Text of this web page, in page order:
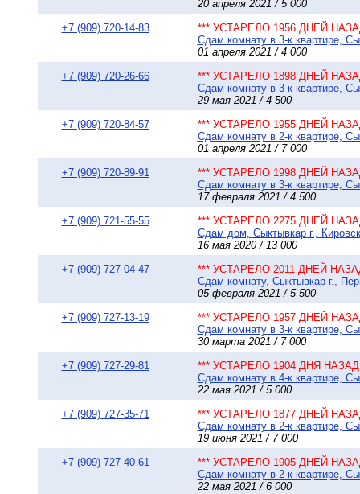
20 апреля 2021 / 5 000
+7 (909) 720-14-83
*** УСТАРЕЛО 1956 ДНЕЙ
Сдам комнату в 3-к квартире,
01 апреля 2021 / 4 000
+7 (909) 720-26-66
*** УСТАРЕЛО 1898 ДНЕЙ
Сдам комнату в 3-к квартире,
29 мая 2021 / 4 500
+7 (909) 720-84-57
*** УСТАРЕЛО 1955 ДНЕЙ
Сдам комнату в 2-к квартире,
01 апреля 2021 / 7 000
+7 (909) 720-89-91
*** УСТАРЕЛО 1998 ДНЕЙ
Сдам комнату в 3-к квартире,
17 февраля 2021 / 4 500
+7 (909) 721-55-55
*** УСТАРЕЛО 2275 ДНЕЙ
Сдам дом, Сыктывкар г.,
16 мая 2020 / 13 000
+7 (909) 727-04-47
*** УСТАРЕЛО 2011 ДНЕЙ
Сдам комнату, Сыктывкар г.,
05 февраля 2021 / 5 500
+7 (909) 727-13-19
*** УСТАРЕЛО 1957 ДНЕЙ
Сдам комнату в 3-к квартире,
30 марта 2021 / 7 000
+7 (909) 727-29-81
*** УСТАРЕЛО 1904 ДНЯ НАЗАД
Сдам комнату в 4-к квартире,
22 мая 2021 / 5 000
+7 (909) 727-35-71
*** УСТАРЕЛО 1877 ДНЕЙ
Сдам комнату в 2-к квартире,
19 июня 2021 / 7 000
+7 (909) 727-40-61
*** УСТАРЕЛО 1905 ДНЕЙ
Сдам комнату в 2-к квартире,
22 мая 2021 / 6 000